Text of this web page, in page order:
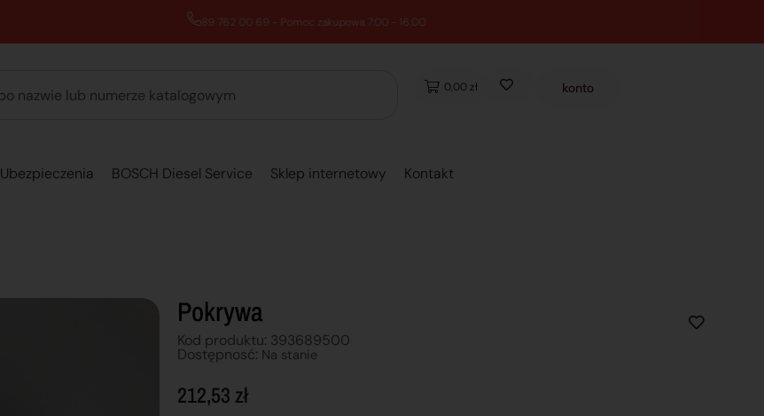
89 762 00 69 - Pomoc zakupowa 7:00 - 16:00
0,00 zł konto
Ubezpieczenia BOSCH Diesel Service Sklep internetowy Kontakt
Pokrywa
Kod produktu: 393689500
Dostępnosć: Na stanie
212,53 zł